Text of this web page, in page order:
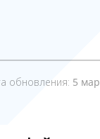
обновления: 5